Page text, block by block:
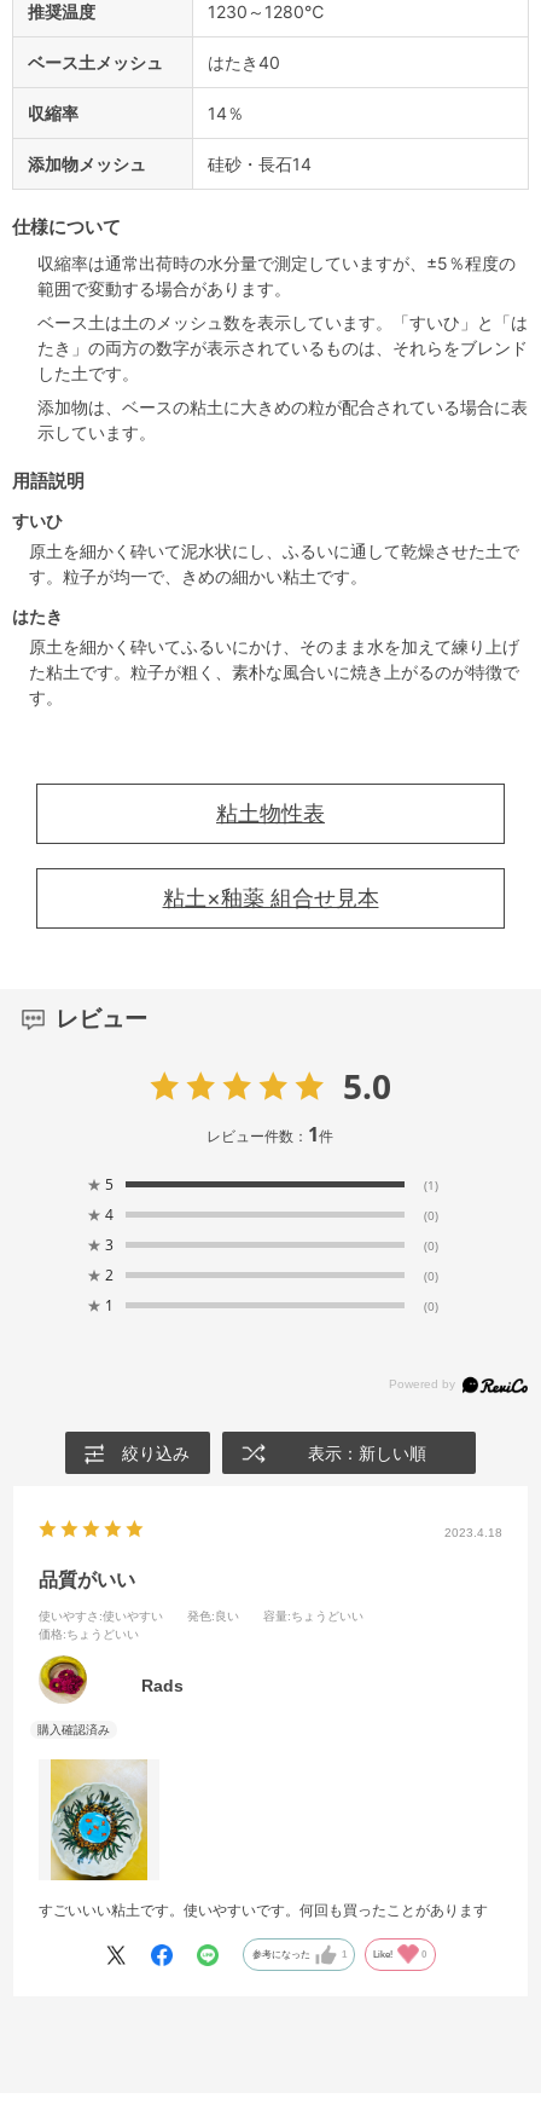
推奨温度 1230～1280℃
ベース土メッシュ はたき40
収縮率 14％
添加物メッシュ 硅砂・長石14
仕様について
収縮率は通常出荷時の水分量で測定していますが、±5％程度の
範囲で変動する場合があります。
ベース土は土のメッシュ数を表示しています。「すいひ」と「は
たき」の両方の数字が表示されているものは、それらをブレンド
した土です。
添加物は、ベースの粘土に大きめの粒が配合されている場合に表
示しています。
用語説明
すいひ
原土を細かく砕いて泥水状にし、ふるいに通して乾燥させた土で
す。粒子が均一で、きめの細かい粘土です。
はたき
原土を細かく砕いてふるいにかけ、そのまま水を加えて練り上げ
た粘土です。粒子が粗く、素朴な風合いに焼き上がるのが特徴で
す。
粘土物性表
粘土×釉薬 組合せ見本
レビュー
5.0
レビュー件数： 1件
★ 5 (1)
★ 4 (0)
★ 3 (0)
★ 2 (0)
★ 1 (0)
絞り込み 表示：新しい順
2023.4.18
品質がいい
使いやすさ :使いやすい 発色:良い 容量:ちょうどいい
価格:ちょうどいい
Rads
すごいいい粘土です。使いやすいです。何回も買ったことがあります
参考になった 1 Like! 0